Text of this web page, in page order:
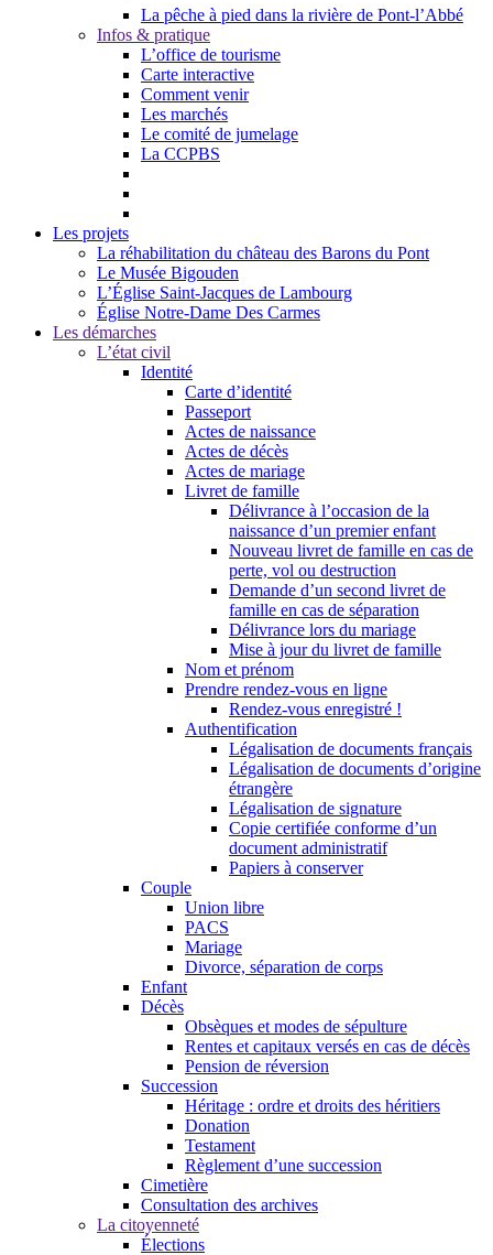
La pêche à pied dans la rivière de Pont-l’Abbé
Infos & pratique
L’office de tourisme
Carte interactive
Comment venir
Les marchés
Le comité de jumelage
La CCPBS
Les projets
La réhabilitation du château des Barons du Pont
Le Musée Bigouden
L’Église Saint-Jacques de Lambourg
Église Notre-Dame Des Carmes
Les démarches
L’état civil
Identité
Carte d’identité
Passeport
Actes de naissance
Actes de décès
Actes de mariage
Livret de famille
Délivrance à l’occasion de la
naissance d’un premier enfant
Nouveau livret de famille en cas de
perte, vol ou destruction
Demande d’un second livret de
famille en cas de séparation
Délivrance lors du mariage
Mise à jour du livret de famille
Nom et prénom
Prendre rendez-vous en ligne
Rendez-vous enregistré !
Authentification
Légalisation de documents français
Légalisation de documents d’origine
étrangère
Légalisation de signature
Copie certifiée conforme d’un
document administratif
Papiers à conserver
Couple
Union libre
PACS
Mariage
Divorce, séparation de corps
Enfant
Décès
Obsèques et modes de sépulture
Rentes et capitaux versés en cas de décès
Pension de réversion
Succession
Héritage : ordre et droits des héritiers
Donation
Testament
Règlement d’une succession
Cimetière
Consultation des archives
La citoyenneté
Élections